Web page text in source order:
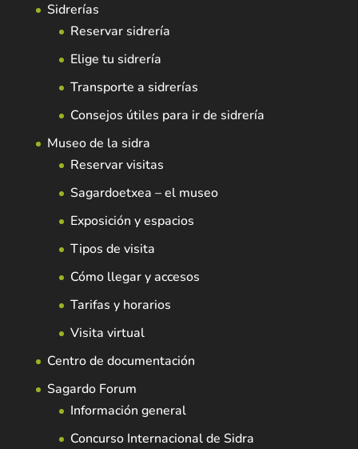
Sidrerías
Reservar sidrería
Elige tu sidrería
Transporte a sidrerías
Consejos útiles para ir de sidrería
Museo de la sidra
Reservar visitas
Sagardoetxea – el museo
Exposición y espacios
Tipos de visita
Cómo llegar y accesos
Tarifas y horarios
Visita virtual
Centro de documentación
Sagardo Forum
Información general
Concurso Internacional de Sidra